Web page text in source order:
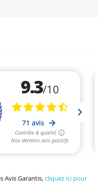
Avis Garantis,cliquez ici pour